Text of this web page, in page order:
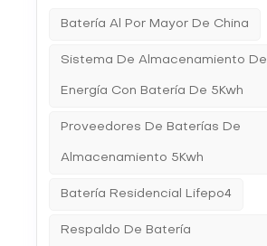
Batería Al Por Mayor De China
Sistema De Almacenamiento De
Energía Con Batería De 5Kwh
Proveedores De Baterías De
Almacenamiento 5Kwh
Batería Residencial Lifepo4
Respaldo De Batería